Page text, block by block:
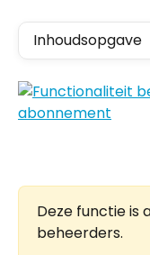
Inhoudsopgave
Deze functie is
beheerders.